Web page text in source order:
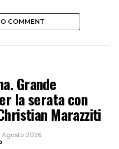
COMMENT
Grande
la serata con
Marazziti
Agosto 2026